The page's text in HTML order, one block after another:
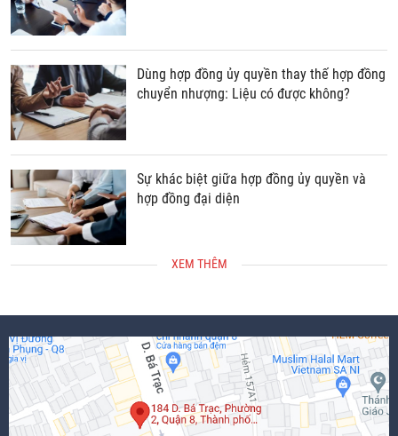
Dùng hợp đồng ủy quyền thay thế hợp đồng
chuyển nhượng: Liệu có được không?
Sự khác biệt giữa hợp đồng ủy quyền và
hợp đồng đại diện
XEM THÊM